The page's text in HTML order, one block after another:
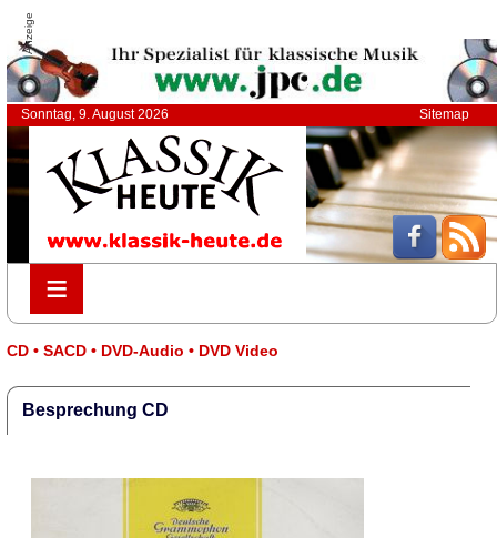
Anzeige
Sonntag, 9. August 2026 Sitemap
≡
≡
CD • SACD • DVD-Audio • DVD Video
Besprechung CD